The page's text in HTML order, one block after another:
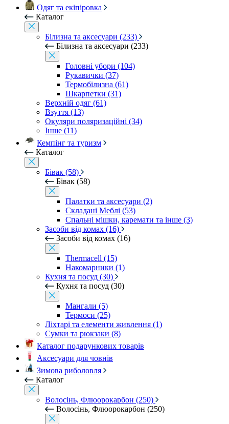
Одяг та екіпіровка
Каталог
Білизна та аксесуари (233)
Білизна та аксесуари (233)
Головні убори (104)
Рукавички (37)
Термобілизна (61)
Шкарпетки (31)
Верхній одяг (61)
Взуття (13)
Окуляри поляризаційні (34)
Інше (11)
Кемпінг та туризм
Каталог
Бівак (58)
Бівак (58)
Палатки та аксесуари (2)
Складані Меблі (53)
Спальні мішки, каремати та інше (3)
Засоби від комах (16)
Засоби від комах (16)
Thermacell (15)
Накомарники (1)
Кухня та посуд (30)
Кухня та посуд (30)
Мангали (5)
Термоси (25)
Ліхтарі та елементи живлення (1)
Сумки та рюкзаки (8)
Каталог подарункових товарів
Аксесуари для човнів
Зимова риболовля
Каталог
Волосінь, Флюорокарбон (250)
Волосінь, Флюорокарбон (250)